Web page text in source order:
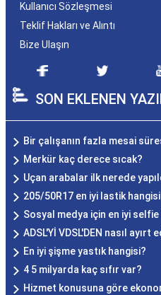
Kullanıcı Sözleşmesi
Teklif Hakları ve Alıntı
Bize Ulaşın
SON EKLENEN
Bir çalışanın fazla mesai
Merkür kaç derece sıcak?
Uçan arabalar ilk nerede
205/50R17 en iyi lastik
Sosyal medya için en iyi
ADSL'Yİ VDSL'DEN nasıl ayırt
En iyi şişme yastık hangisi?
4 5 milyarda kaç sıfır var?
Hizmet konusuna göre